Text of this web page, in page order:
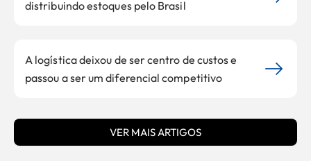
distribuindo estoques pelo Brasil
A logística deixou de ser centro de custos e
passou a ser um diferencial competitivo
VER MAIS ARTIGOS